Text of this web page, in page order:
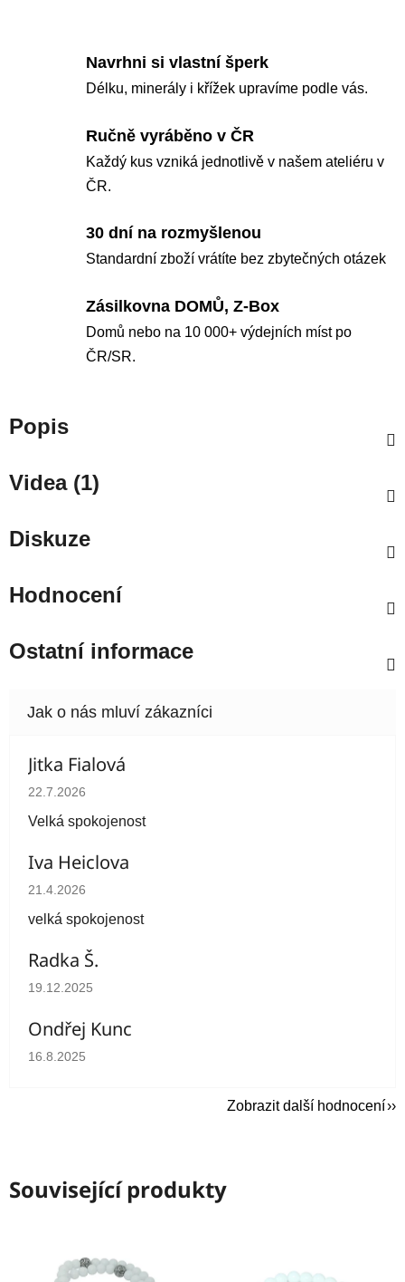
Navrhni si vlastní šperk
Délku, minerály i křížek upravíme podle vás.
Ručně vyráběno v ČR
Každý kus vzniká jednotlivě v našem ateliéru v
ČR.
30 dní na rozmyšlenou
Standardní zboží vrátíte bez zbytečných otázek
Zásilkovna DOMŮ, Z-Box
Domů nebo na 10 000+ výdejních míst po
ČR/SR.
Popis
Videa (1)
Diskuze
Hodnocení
Ostatní informace
Jitka Fialová
Hodnocení obchodu je 5 z 5 hvězdiček.
22.7.2026
Velká spokojenost
Iva Heiclova
Hodnocení obchodu je 5 z 5 hvězdiček.
21.4.2026
velká spokojenost
Radka Š.
Hodnocení obchodu je 5 z 5 hvězdiček.
19.12.2025
Ondřej Kunc
Hodnocení obchodu je 5 z 5 hvězdiček.
16.8.2025
Zobrazit další hodnocení
Související produkty